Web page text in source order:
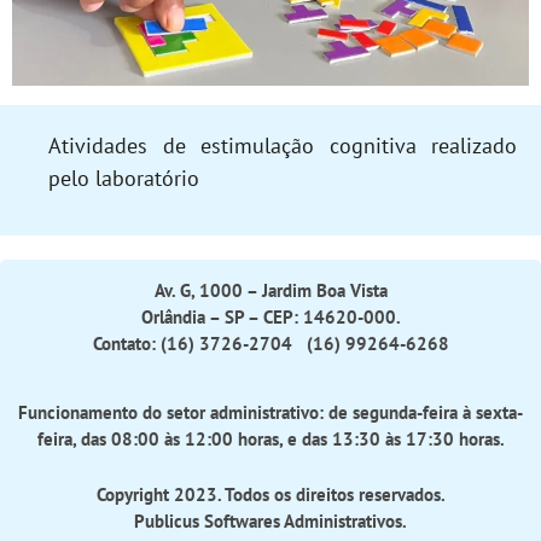
Atividades de estimulação cognitiva realizado
pelo laboratório
Av. G, 1000 – Jardim Boa Vista
Orlândia – SP – CEP: 14620-000.
Contato: (16) 3726-2704 (16) 99264-6268
Funcionamento do setor administrativo: de segunda-feira à sexta-
feira, das 08:00 às 12:00 horas, e das 13:30 às 17:30 horas.
Copyright 2023. Todos os direitos reservados.
Publicus Softwares Administrativos.